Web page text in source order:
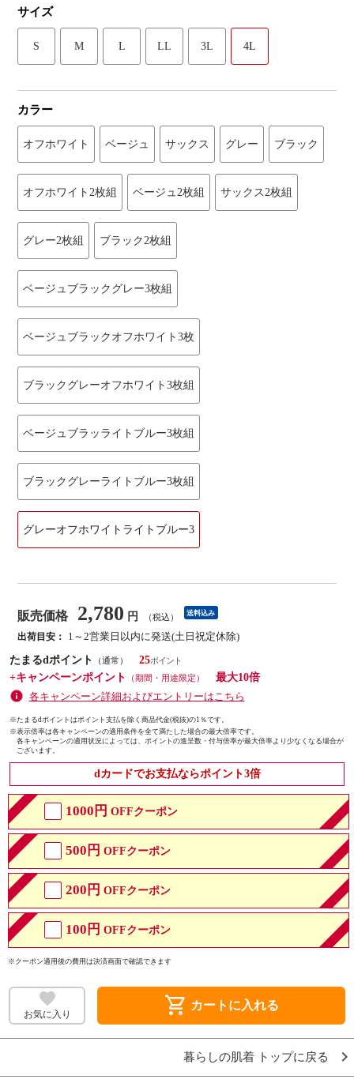
サイズ
S M L LL 3L 4L
カラー
オフホワイト ベージュ サックス グレー ブラック
オフホワイト2枚組 ベージュ2枚組 サックス2枚組
グレー2枚組 ブラック2枚組
ベージュブラックグレー3枚組
ベージュブラックオフホワイト3枚
ブラックグレーオフホワイト3枚組
ベージュブラッライトブルー3枚組
ブラックグレーライトブルー3枚組
グレーオフホワイトライトブルー3
販売価格 2,780 円 （税込） 送料込み
出荷目安：
1～2営業日以内に発送(土日祝定休除)
たまるdポイント
（通常）
25
+キャンペーンポイント
（期間・用途限定）
最大10倍
各キャンペーン詳細およびエントリーはこちら
※たまるdポイントはポイント支払を除く商品代金(税抜)の1％です。
※表示倍率は各キャンペーンの適用条件を全て満たした場合の最大倍率です。
各キャンペーンの適用状況によっては、ポイントの進呈数・付与倍率が最大倍率より少なくなる場合が
ございます。
dカードでお支払ならポイント3倍
1000円 OFFクーポン
500円 OFFクーポン
200円 OFFクーポン
100円 OFFクーポン
※クーポン適用後の費用は決済画面で確認できます
お気に入り shopping_cart カートに入れる
暮らしの肌着 トップに戻る